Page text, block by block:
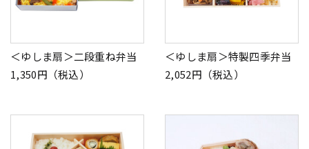
＜ゆしま扇＞二段重ね弁当
1,350円（税込）
＜ゆしま扇＞特製四季弁当
2,052円（税込）